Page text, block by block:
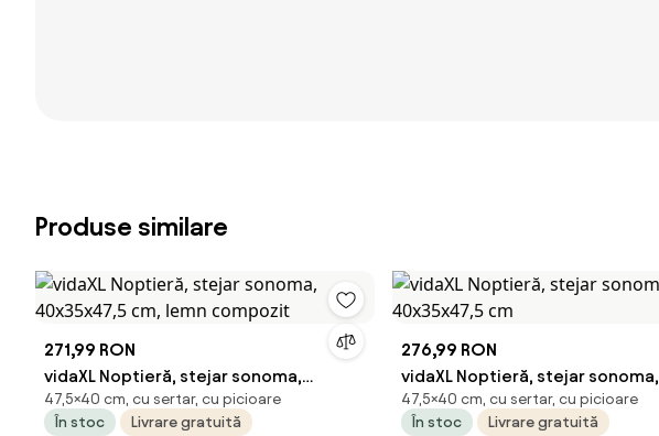
Produse similare
271,99 RON
vidaXL Noptieră, stejar sonoma,
40x35x47,5 cm, lemn compozit
47,5×40 cm, cu sertar, cu picioare
În stoc
Livrare gratuită
276,99 RON
vidaXL Noptieră, stejar sonoma,
40x35x47,5 cm
47,5×40 cm, cu sertar, cu picioare
În stoc
Livrare gratuită